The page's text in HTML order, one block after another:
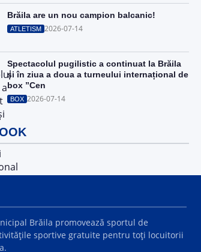
Brăila are un nou campion balcanic!
ATLETISM 2026-07-14
Spectacolul pugilistic a continuat la Brăila
și în ziua a doua a turneului internațional de
box ”Cen
BOX 2026-07-14
Brăila promovează sportul de
sportive gratuite pentru toți locuitorii